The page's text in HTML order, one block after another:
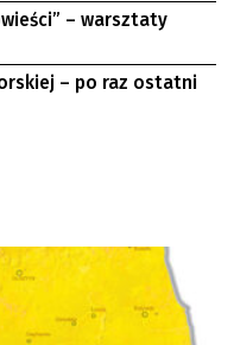
– warsztaty
– po raz ostatni